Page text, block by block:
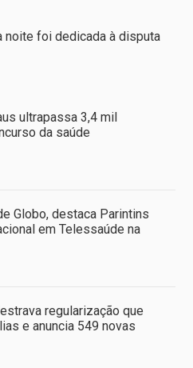
noite foi dedicada à disputa
ultrapassa 3,4 mil
da saúde
Globo, destaca Parintins
em Telessaúde na
regularização que
e anuncia 549 novas